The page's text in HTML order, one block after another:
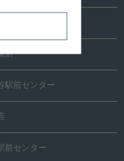
店
駅前センター
前センター